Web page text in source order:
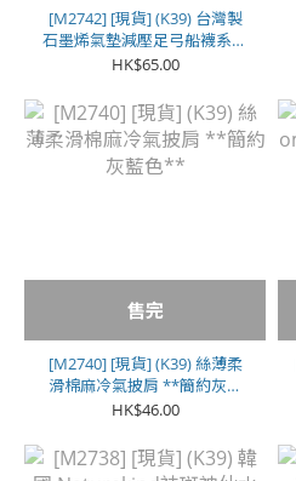
[M2742] [現貨] (K39) 台灣製
石墨烯氣墊減壓足弓船襪系列
(1色各2對 | 1套共6對) **女
HK$65.00
售完
[M2740] [現貨] (K39) 絲薄柔
滑棉麻冷氣披肩 **簡約灰藍
色**
HK$46.00